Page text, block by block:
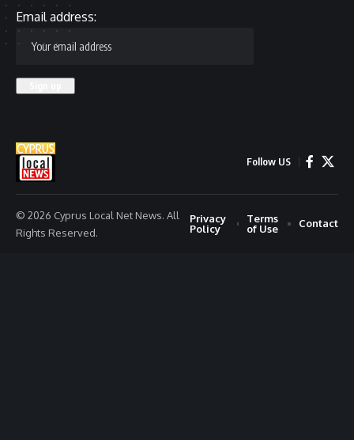
Email address:
Follow US
© 2026 Cyprus Local Net News. All
Rights Reserved.
Privacy
Policy
Terms
of Use
Contact